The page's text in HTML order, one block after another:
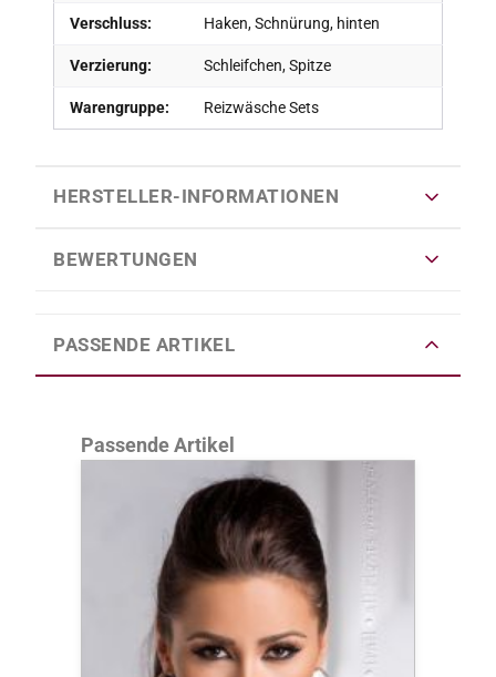
Verschluss: Haken, Schnürung, hinten
Verzierung: Schleifchen, Spitze
Warengruppe: Reizwäsche Sets
HERSTELLER-INFORMATIONEN
BEWERTUNGEN
PASSENDE ARTIKEL
Produktgalerie überspringen
Passende Artikel